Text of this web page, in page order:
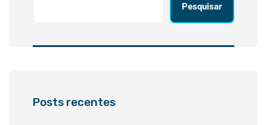
Pesquisar
Posts recentes